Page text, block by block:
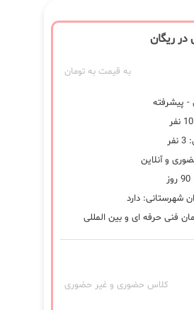
ریگان
به قیمت به تومان
پیشرفته
و آنلاین
شهرستانی: دارد
فنی حرفه ای و بین المللی
کلاس حضوری و غیر حضوری